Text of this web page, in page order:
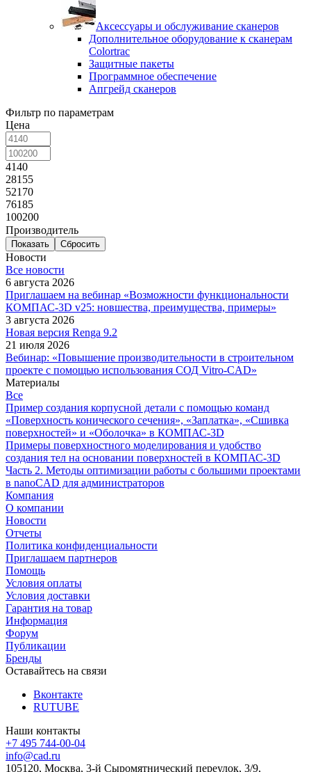
Аксессуары и обслуживание сканеров
Дополнительное оборудование к сканерам
Colortrac
Защитные пакеты
Программное обеспечение
Апгрейд сканеров
Фильтр по параметрам
Цена
4140
28155
52170
76185
100200
Производитель
Сбросить
Новости
Все новости
6 августа 2026
Приглашаем на вебинар «Возможности функциональности
КОМПАС-3D v25: новшества, преимущества, примеры»
3 августа 2026
Новая версия Renga 9.2
21 июля 2026
Вебинар: «Повышение производительности в строительном
проекте с помощью использования СОД Vitro-CAD»
Материалы
Все
Пример создания корпусной детали с помощью команд
«Поверхность конического сечения», «Заплатка», «Сшивка
поверхностей» и «Оболочка» в КОМПАС-3D
Примеры поверхностного моделирования и удобство
создания тел на основании поверхностей в КОМПАС-3D
Часть 2. Методы оптимизации работы с большими проектами
в nanoCAD для администраторов
Компания
О компании
Новости
Отчеты
Политика конфиденциальности
Приглашаем партнеров
Помощь
Условия оплаты
Условия доставки
Гарантия на товар
Информация
Форум
Публикации
Бренды
Оставайтесь на связи
Вконтакте
RUTUBE
Наши контакты
+7 495 744-00-04
info@cad.ru
105120, Москва, 3-й Сыромятнический переулок, 3/9,